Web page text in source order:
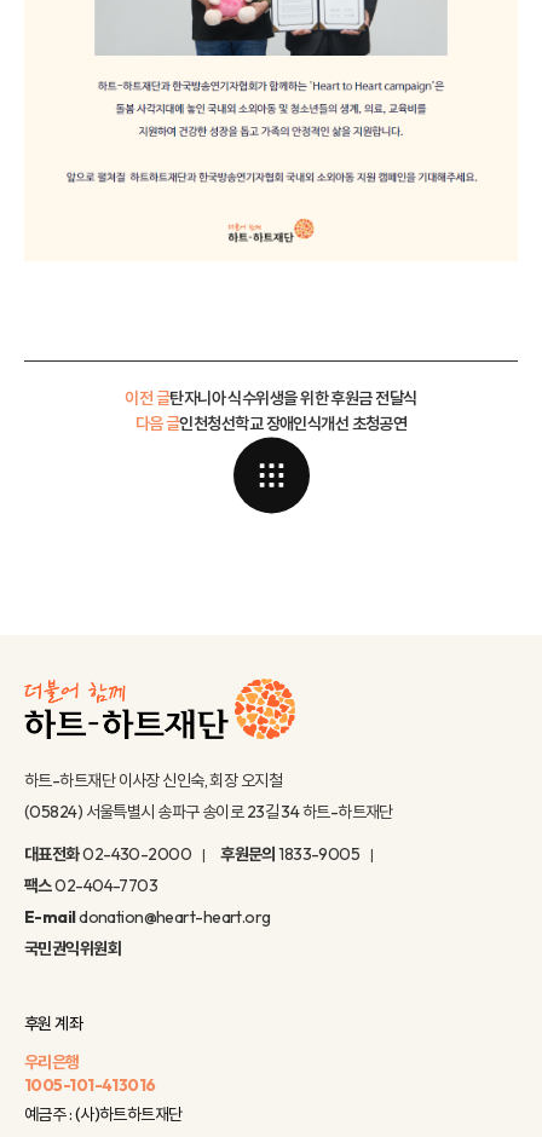
이전 글탄자니아 식수위생을 위한 후원금 전달식
인천청선학교 장애인식개선 초청공연
다음 글
하트-하트재단 이사장 신인숙, 회장 오지철
(05824) 서울특별시 송파구 송이로 23길 34 하트-하트재단
대표전화02-430-2000 후원문의1833-9005
팩스02-404-7703
E-maildonation@heart-heart.org
국민권익위원회
후원 계좌
우리은행
1005-101-413016
예금주 : (사)하트하트재단